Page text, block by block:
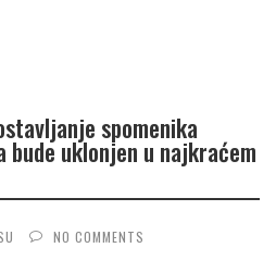
spomenika
uklonjen u najkraćem
NO COMMENTS